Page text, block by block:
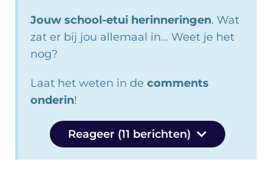
Jouw school-etui herinneringen. Wat
zat er bij jou allemaal in… Weet je het
nog?
Laat het weten in de comments
onderin!
Reageer (11 berichten)